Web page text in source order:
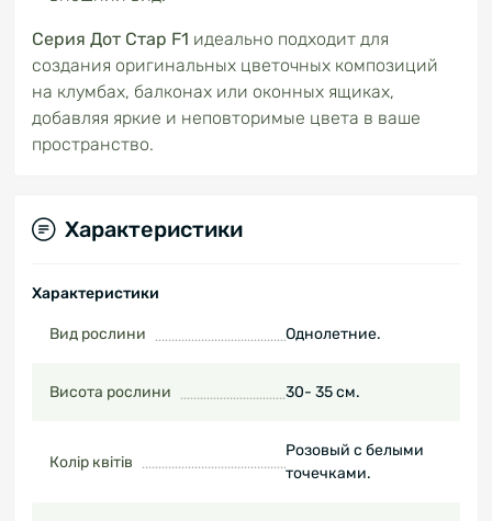
Серия Дот Стар F1 идеально подходит для
создания оригинальных цветочных композиций
на клумбах, балконах или оконных ящиках,
добавляя яркие и неповторимые цвета в ваше
пространство.
Характеристики
Характеристики
Вид рослини Однолетние.
Висота рослини 30- 35 см.
Колір квітів
Розовый с белыми
точечками.